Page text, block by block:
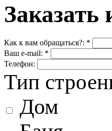
Как к вам обращаться?: *
Ваш e-mail: *
Телефон:
Тип
Дом